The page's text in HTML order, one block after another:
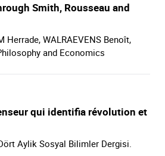
Smith, Rousseau and
Herrade, WALRAEVENS Benoît,
and Economics
qui identifia révolution et
Aylik Sosyal Bilimler Dergisi.